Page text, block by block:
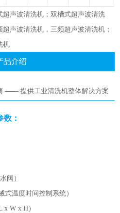
超声波清洗机 ；双槽式超声波清洗
超声波清洗机 ，三频超声波清洗机 ；
机
品介绍
—— 提供工业清洗机整体解决方案
：
阀）
温度时间控制系统）
x W x H）